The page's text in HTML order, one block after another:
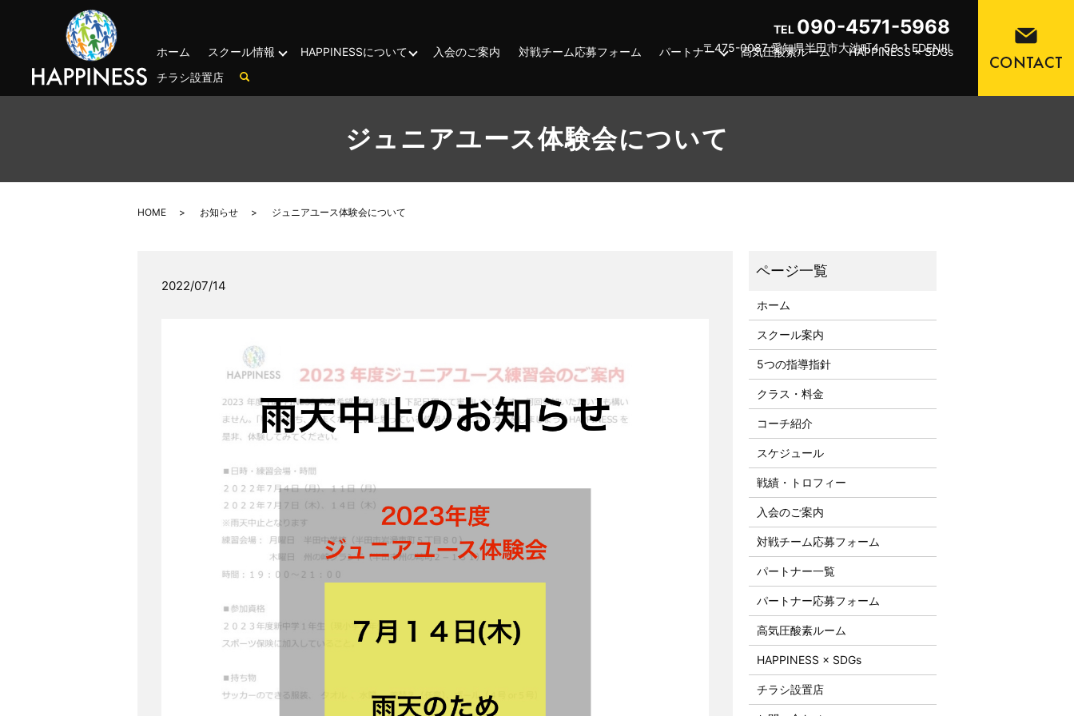
ホーム スクール情報 HAPPINESSについて 入会のご案内 対戦チーム応募フォーム パートナー 高気圧酸素ルーム
HAPPINESS × SDGs
チラシ設置店
TEL 090-4571-5968
〒475-0087 愛知県半田市大池町4-59-1 EDENⅢ
ジュニアユース体験会について
HOME お知らせ ジュニアユース体験会について
2022/07/14
ホーム
スクール案内
5つの指導指針
クラス・料金
コーチ紹介
スケジュール
戦績・トロフィー
入会のご案内
対戦チーム応募フォーム
パートナー一覧
パートナー応募フォーム
高気圧酸素ルーム
HAPPINESS × SDGs
チラシ設置店